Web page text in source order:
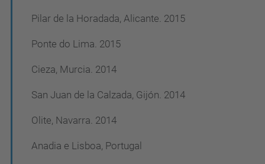
Pilar de la Horadada, Alicante. 2015
Ponte do Lima. 2015
Cieza, Murcia. 2014
San Juan de la Calzada, Gijón. 2014
Olite, Navarra. 2014
Anadia e Lisboa, Portugal